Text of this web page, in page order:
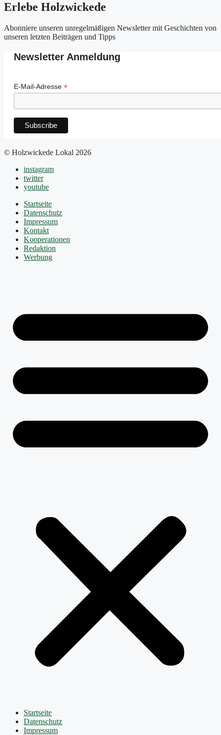
Erlebe Holzwickede
Abonniere unseren unregelmäßigen Newsletter mit Geschichten von
unseren letzten Beiträgen und Tipps
Newsletter Anmeldung
E-Mail-Adresse *
© Holzwickede Lokal 2026
instagram
twitter
youtube
Startseite
Datenschutz
Impressum
Kontakt
Kooperationen
Redaktion
Werbung
Startseite
Datenschutz
Impressum